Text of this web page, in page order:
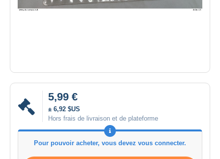
5,99 €
± 6,92 $US
Hors frais de livraison et de plateforme
Pour pouvoir acheter, vous devez vous connecter.